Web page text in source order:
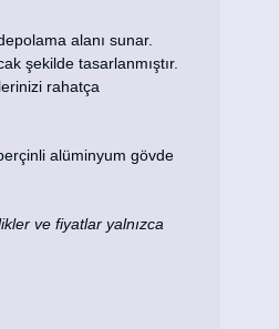
alanı sunar.
şekilde tasarlanmıştır.
rahatça
alüminyum gövde
ve fiyatlar yalnızca